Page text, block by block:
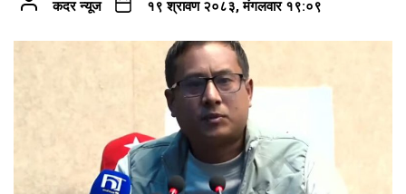
कदर न्यूज १९ श्रावण २०८३, मंगलवार १९:०९